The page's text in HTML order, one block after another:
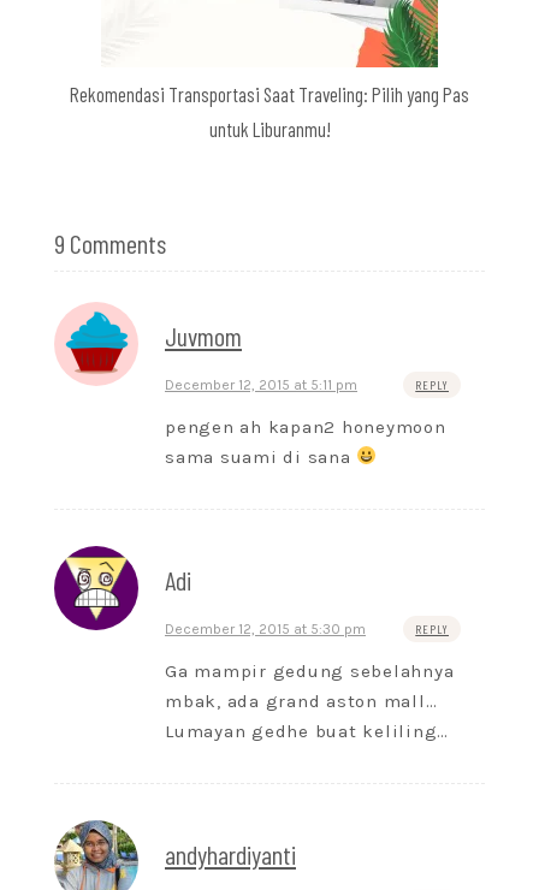
Rekomendasi Transportasi Saat Traveling: Pilih yang Pas
untuk Liburanmu!
9 Comments
Juvmom
December 12, 2015 at 5:11 pm REPLY
pengen ah kapan2 honeymoon
sama suami di sana
Adi
December 12, 2015 at 5:30 pm REPLY
Ga mampir gedung sebelahnya
mbak, ada grand aston mall…
Lumayan gedhe buat keliling…
andyhardiyanti